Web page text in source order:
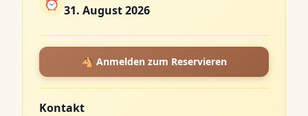
⏰ 31. August 2026
🐴 Anmelden zum Reservieren
Kontakt